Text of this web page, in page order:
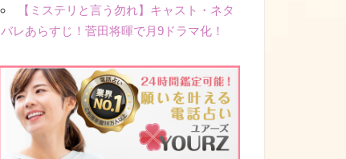
【ミステリと言う勿れ】キャスト・ネタ
バレあらすじ！菅田将暉で月9ドラマ化！